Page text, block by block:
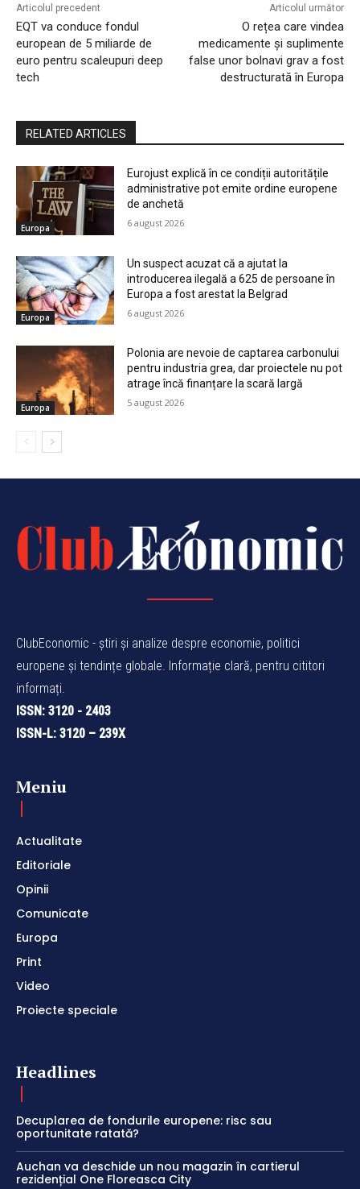
Articolul precedent
EQT va conduce fondul
european de 5 miliarde de
euro pentru scaleupuri deep
tech
Articolul următor
O rețea care vindea
medicamente și suplimente
false unor bolnavi grav a fost
destructurată în Europa
RELATED ARTICLES
Europa
Eurojust explică în ce condiții autoritățile
administrative pot emite ordine europene
de anchetă
6 august 2026
Europa
Un suspect acuzat că a ajutat la
introducerea ilegală a 625 de persoane în
Europa a fost arestat la Belgrad
6 august 2026
Europa
Polonia are nevoie de captarea carbonului
pentru industria grea, dar proiectele nu pot
atrage încă finanțare la scară largă
5 august 2026
ClubEconomic - știri și analize despre economie, politici
europene și tendințe globale. Informație clară, pentru cititori
informați.
ISSN: 3120 - 2403
ISSN-L: 3120 – 239X
Meniu
Actualitate
Editoriale
Opinii
Comunicate
Europa
Print
Video
Proiecte speciale
Headlines
Decuplarea de fondurile europene: risc sau
oportunitate ratată?
Auchan va deschide un nou magazin în cartierul
rezidențial One Floreasca City